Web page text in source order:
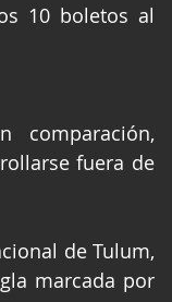
10 boletos al
comparación,
fuera de
de Tulum,
marcada por